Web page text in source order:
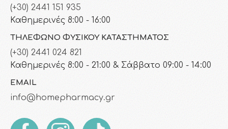
(+30) 2441 151 935
Καθημερινές 8:00 - 16:00
ΤΗΛΈΦΩΝΟ ΦΥΣΙΚΟΎ ΚΑΤΑΣΤΉΜΑΤΟΣ
(+30) 2441 024 821
Καθημερινές 8:00 - 21:00 & Σάββατο 09:00 - 14:00
EMAIL
info@homepharmacy.gr